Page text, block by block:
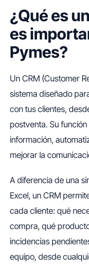
¿Qué es
es
Pymes?
Un CRM (Customer
sistema diseñado
con tus clientes,
postventa. Su
información,
mejorar la
A diferencia de una
Excel, un CRM
cada cliente: qué
compra, qué
incidencias
equipo, desde